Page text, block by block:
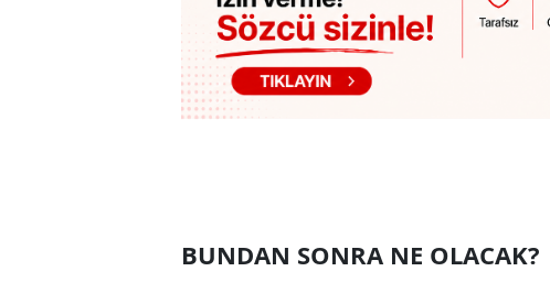
BUNDAN SONRA NE OLACAK?